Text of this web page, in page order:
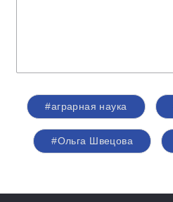
#аграрная наука
#Ольга Швецова